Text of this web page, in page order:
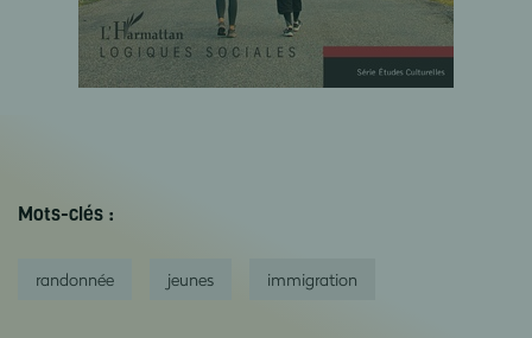
Mots-clés :
randonnée jeunes immigration